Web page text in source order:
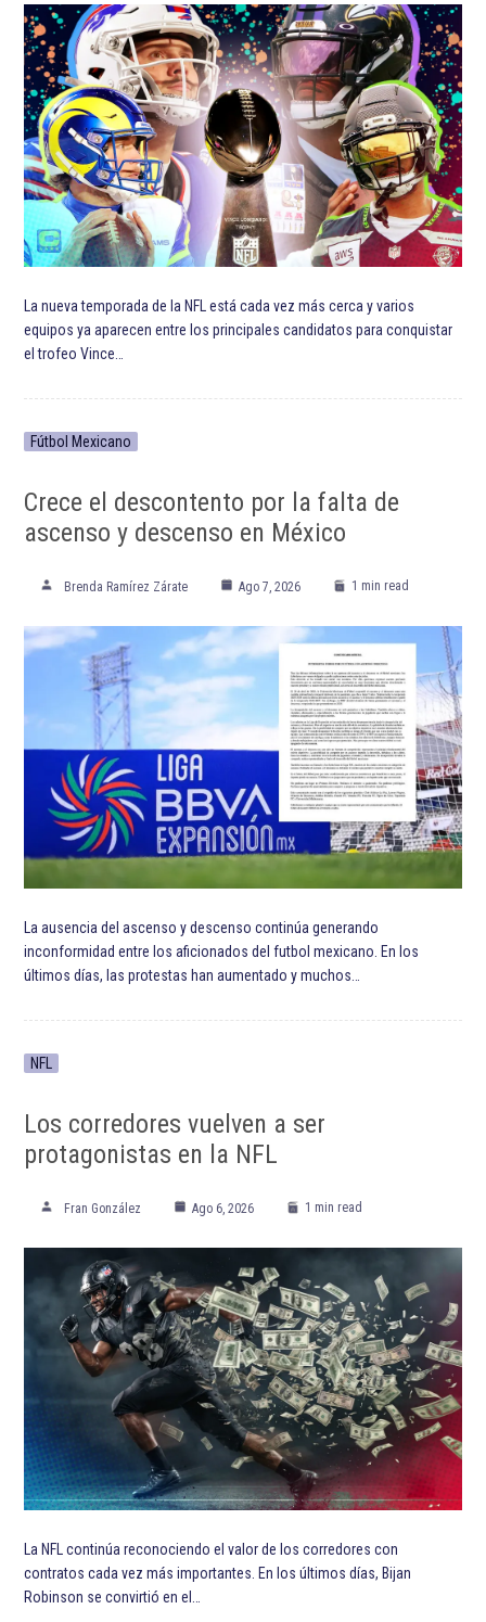
Club América Destacada TOP Destacadas
Getafe Club de Fútbol Liga MX Liga MX Clausura 2022
Real Madrid Club de Fútbol